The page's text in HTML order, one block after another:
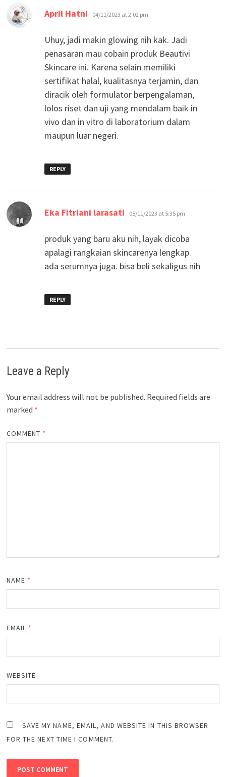
April Hatni says:
04/11/2023 at 2:02 pm
Uhuy, jadi makin glowing nih kak. Jadi
penasaran mau cobain produk Beautivi
Skincare ini. Karena selain memiliki
sertifikat halal, kualitasnya terjamin, dan
diracik oleh formulator berpengalaman,
lolos riset dan uji yang mendalam baik in
vivo dan in vitro di laboratorium dalam
maupun luar negeri.
REPLY
Eka Fitriani larasati says:
05/11/2023 at 5:35 pm
produk yang baru aku nih, layak dicoba
apalagi rangkaian skincarenya lengkap.
ada serumnya juga. bisa beli sekaligus nih
REPLY
Leave a Reply
Your email address will not be published. Required fields are
marked *
COMMENT *
NAME *
EMAIL *
WEBSITE
SAVE MY NAME, EMAIL, AND WEBSITE IN THIS BROWSER
FOR THE NEXT TIME I COMMENT.